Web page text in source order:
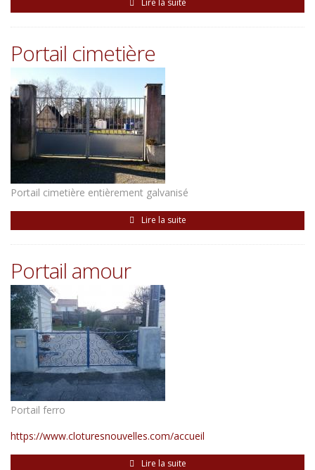
Lire la suite
Portail cimetière
Portail cimetière entièrement galvanisé
Lire la suite
Portail amour
Portail ferro
https://www.cloturesnouvelles.com/accueil
Lire la suite